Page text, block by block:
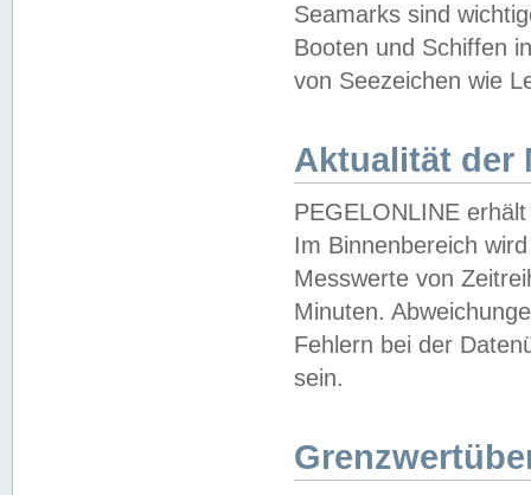
Seamarks sind
Booten und Schiffen
von Seezeichen wie
Aktualität der
PEGELONLINE
Im Binnenbereich
Messwerte von
Minuten.
Fehlern bei der
sein.